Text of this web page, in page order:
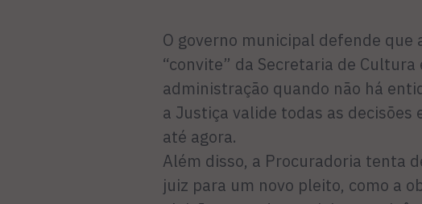
O governo municipal defende que
“convite” da Secretaria de
administração quando não há
a Justiça valide todas as
até agora.
Além disso, a Procuradoria tenta
juiz para um novo pleito, como a